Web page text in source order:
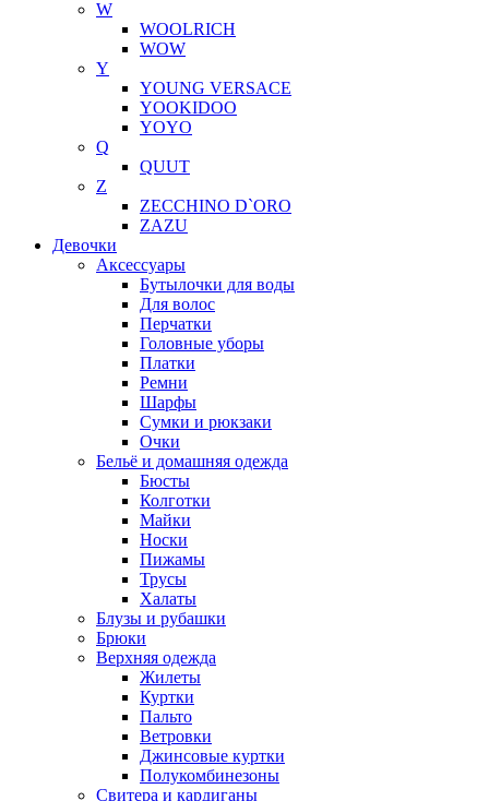
W
WOOLRICH
WOW
Y
YOUNG VERSACE
YOOKIDOO
YOYO
Q
QUUT
Z
ZECCHINO D`ORO
ZAZU
Девочки
Аксессуары
Бутылочки для воды
Для волос
Перчатки
Головные уборы
Платки
Ремни
Шарфы
Сумки и рюкзаки
Очки
Бельё и домашняя одежда
Бюсты
Колготки
Майки
Носки
Пижамы
Трусы
Халаты
Блузы и рубашки
Брюки
Верхняя одежда
Жилеты
Куртки
Пальто
Ветровки
Джинсовые куртки
Полукомбинезоны
Свитера и кардиганы